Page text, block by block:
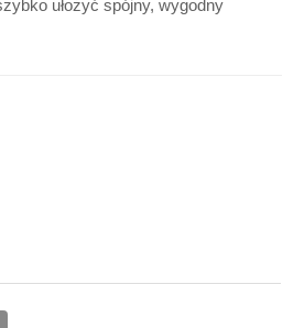
ułożyć spójny, wygodny